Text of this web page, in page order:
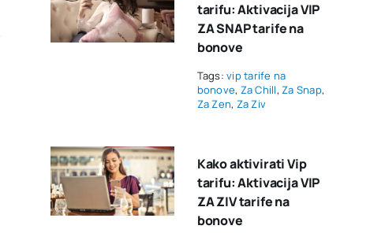
tarifu: Aktivacija VIP
ZA SNAP tarife na
bonove
Tags:vip tarife na
bonove, Za Chill,Za Snap,
Za Zen, Za Ziv
Kako aktivirati Vip
tarifu: Aktivacija VIP
ZA ZIV tarife na
bonove